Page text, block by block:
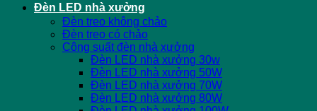
Đèn LED nhà xưởng
Đèn treo không chảo
Đèn treo có chảo
Công suất đèn nhà xưởng
Đèn LED nhà xưởng 30w
Đèn LED nhà xưởng 50W
Đèn LED nhà xưởng 70W
Đèn LED nhà xưởng 80W